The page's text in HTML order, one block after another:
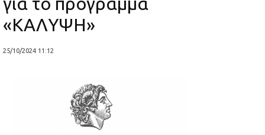
«ΚΑΛΥΨΗ»
25/10/2024 11:12